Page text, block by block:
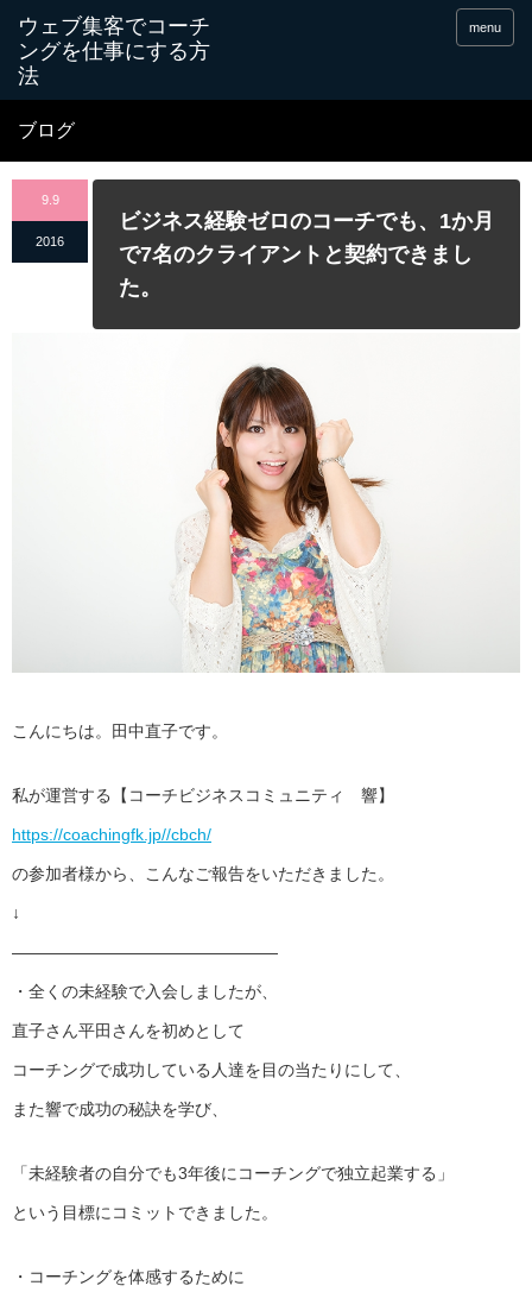
menu
ブログ
9.9
2016
ビジネス経験ゼロのコーチでも、1か月
で7名のクライアントと契約できまし
た。
こんにちは。田中直子です。
私が運営する【コーチビジネスコミュニティ 響】
https://coachingfk.jp//cbch/
の参加者様から、こんなご報告をいただきました。
↓
————————————————
・全くの未経験で入会しましたが、
直子さん平田さんを初めとして
コーチングで成功している人達を目の当たりにして、
また響で成功の秘訣を学び、
「未経験者の自分でも3年後にコーチングで独立起業する」
という目標にコミットできました。
・コーチングを体感するために